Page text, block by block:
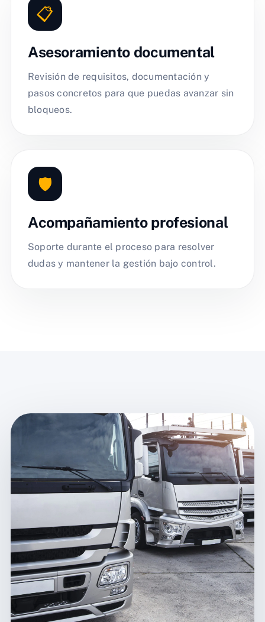
📋
Asesoramiento documental
Revisión de requisitos, documentación y
pasos concretos para que puedas avanzar sin
bloqueos.
🛡️
Acompañamiento profesional
Soporte durante el proceso para resolver
dudas y mantener la gestión bajo control.